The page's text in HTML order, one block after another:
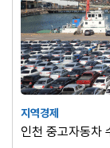
지역경제
인천 중고자동차